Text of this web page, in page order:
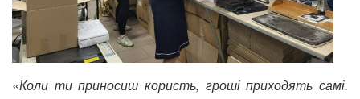
«Коли ти приносиш користь, гроші приходять самі.